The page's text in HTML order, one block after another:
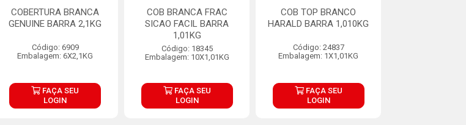
COBERTURA BRANCA
GENUINE BARRA 2,1KG
Código: 6909
Embalagem: 6X2,1KG
FAÇA SEU
LOGIN
COB BRANCA FRAC
SICAO FACIL BARRA
1,01KG
Código: 18345
Embalagem: 10X1,01KG
FAÇA SEU
LOGIN
COB TOP BRANCO
HARALD BARRA 1,010KG
Código: 24837
Embalagem: 1X1,01KG
FAÇA SEU
LOGIN